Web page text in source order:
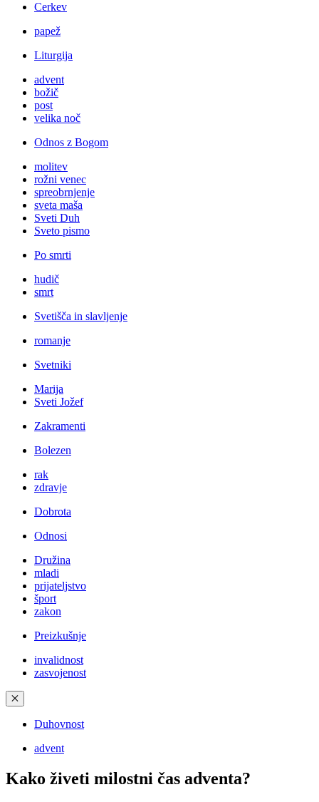
Cerkev
papež
Liturgija
advent
božič
post
velika noč
Odnos z Bogom
molitev
rožni venec
spreobrnjenje
sveta maša
Sveti Duh
Sveto pismo
Po smrti
hudič
smrt
Svetišča in slavljenje
romanje
Svetniki
Marija
Sveti Jožef
Zakramenti
Bolezen
rak
zdravje
Dobrota
Odnosi
Družina
mladi
prijateljstvo
šport
zakon
Preizkušnje
invalidnost
zasvojenost
✕
Duhovnost
advent
Kako živeti milostni čas adventa?